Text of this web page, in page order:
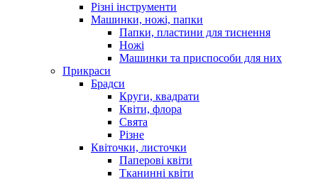
Різні інструменти
Машинки, ножі, папки
Папки, пластини для тиснення
Ножі
Машинки та приспособи для них
Прикраси
Брадси
Круги, квадрати
Квіти, флора
Свята
Різне
Квіточки, листочки
Паперові квіти
Тканинні квіти